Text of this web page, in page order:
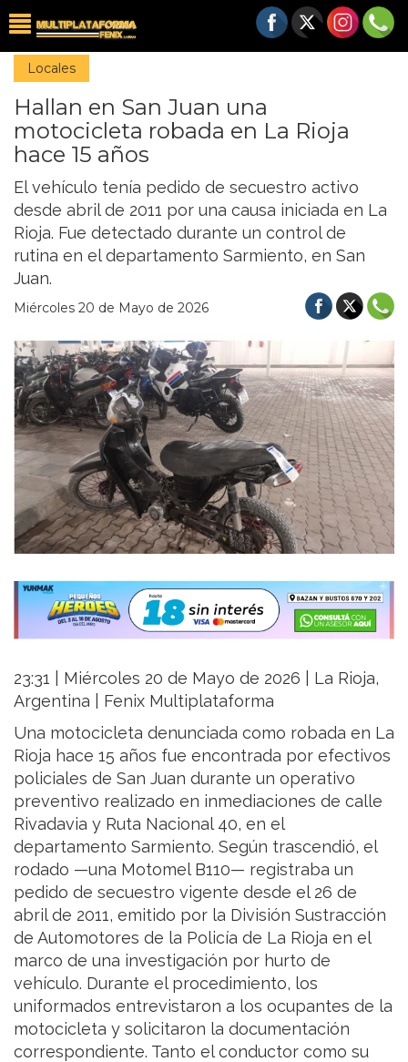
Locales
Hallan en San Juan una
motocicleta robada en La Rioja
hace 15 años
El vehículo tenía pedido de secuestro activo
desde abril de 2011 por una causa iniciada en La
Rioja. Fue detectado durante un control de
rutina en el departamento Sarmiento, en San
Juan.
Miércoles 20 de Mayo de 2026
23:31 | Miércoles 20 de Mayo de 2026 | La Rioja,
Argentina | Fenix Multiplataforma
Una motocicleta denunciada como robada en La
Rioja hace 15 años fue encontrada por efectivos
policiales de San Juan durante un operativo
preventivo realizado en inmediaciones de calle
Rivadavia y Ruta Nacional 40, en el
departamento Sarmiento. Según trascendió, el
rodado —una Motomel B110— registraba un
pedido de secuestro vigente desde el 26 de
abril de 2011, emitido por la División Sustracción
de Automotores de la Policía de La Rioja en el
marco de una investigación por hurto de
vehículo. Durante el procedimiento, los
uniformados entrevistaron a los ocupantes de la
motocicleta y solicitaron la documentación
correspondiente. Tanto el conductor como su